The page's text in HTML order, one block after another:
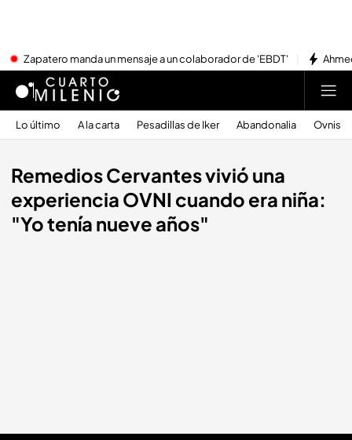
Zapatero manda un mensaje a un colaborador de 'EBDT'
Lo último A la carta Pesadillas de Iker Abandonalia Ovnis
Remedios Cervantes vivió una
experiencia OVNI cuando era niña:
"Yo tenía nueve años"